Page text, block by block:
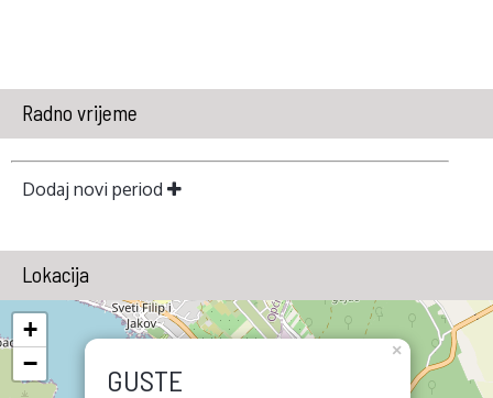
Radno vrijeme
Dodaj novi period
Lokacija
GUSTE
×
+
−